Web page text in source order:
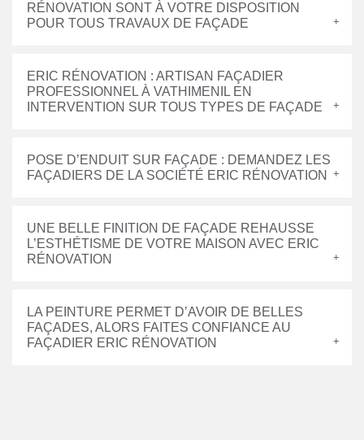
RÉNOVATION SONT À VOTRE DISPOSITION
POUR TOUS TRAVAUX DE FAÇADE
ERIC RÉNOVATION : ARTISAN FAÇADIER
PROFESSIONNEL À VATHIMENIL EN
INTERVENTION SUR TOUS TYPES DE FAÇADE
POSE D’ENDUIT SUR FAÇADE : DEMANDEZ LES
FAÇADIERS DE LA SOCIÉTÉ ERIC RÉNOVATION
UNE BELLE FINITION DE FAÇADE REHAUSSE
L’ESTHÉTISME DE VOTRE MAISON AVEC ERIC
RÉNOVATION
LA PEINTURE PERMET D’AVOIR DE BELLES
FAÇADES, ALORS FAITES CONFIANCE AU
FAÇADIER ERIC RÉNOVATION